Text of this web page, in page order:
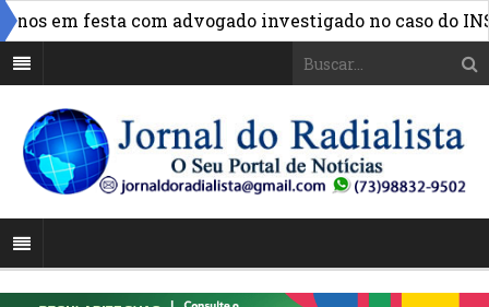
festa com advogado investigado no caso do INSS »